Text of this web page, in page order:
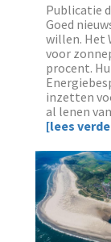
Publicatie
‌Goed
willen. Het
voor
procent.
inzetten
al lenen
[lees